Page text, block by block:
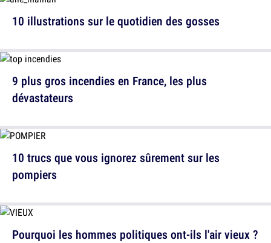
10 illustrations sur le quotidien des gosses
10 trucs que vous ignorez sûrement sur les
pompiers
9 plus gros incendies en France, les plus
dévastateurs
Pourquoi les hommes politiques ont-ils l'air vieux ?